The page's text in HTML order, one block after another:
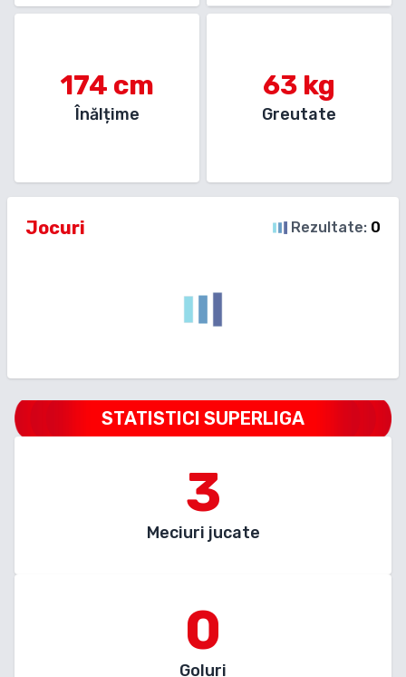
174 cm
Înălțime
63 kg
Greutate
Jocuri Rezultate: 0
STATISTICI SUPERLIGA
3
Meciuri jucate
0
Goluri